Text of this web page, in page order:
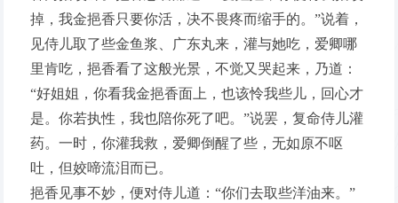
掉，我金挹香只要你活，决不畏疼而缩手的。”说着，
见侍儿取了些金鱼浆、广东丸来，灌与她吃，爱卿哪
里肯吃，挹香看了这般光景，不觉又哭起来，乃道：
“好姐姐，你看我金挹香面上，也该怜我些儿，回心才
是。你若执性，我也陪你死了吧。”说罢，复命侍儿灌
药。一时，你灌我救，爱卿倒醒了些，无如原不呕
吐，但姣啼流泪而已。
挹香见事不妙，便对侍儿道：“你们去取些洋油来。”